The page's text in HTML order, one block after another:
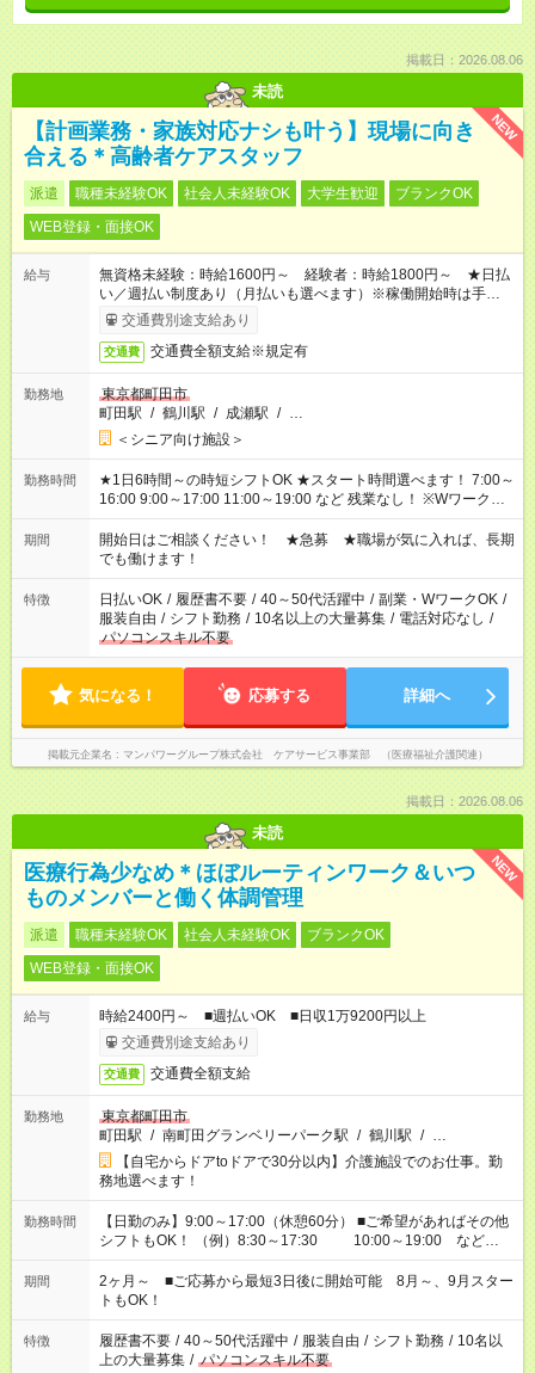
掲載日：2026.08.06
未読
NEW
【計画業務・家族対応ナシも叶う】現場に向き
合える＊高齢者ケアスタッフ
派遣 職種未経験OK 社会人未経験OK 大学生歓迎
ブランクOK
WEB登録・面接OK
給与
無資格未経験：時給1600円～ 経験者：時給1800円～ ★日払
い／週払い制度あり（月払いも選べます）※稼働開始時は手続き
完了次第のお支払いとなります。
交通費別途支給あり
交通費 交通費全額支給※規定有
勤務地
東京都町田市
町田駅 / 鶴川駅 / 成瀬駅 / …
＜シニア向け施設＞
勤務時間
★1日6時間～の時短シフトOK ★スタート時間選べます！ 7:00～
16:00 9:00～17:00 11:00～19:00 など 残業なし！ ※Wワークの
場合、他のお仕事と合わせ週40時間超の就業はご案内できませ
ん ※法令に基づき、週20時間以上勤務は社会保険への加入対象
となります ※労働者派遣法（日雇い派遣の原則禁止）により、
短時間・短期間の就業はご案内が難しい場合があります
期間
開始日はご相談ください！ ★急募 ★職場が気に入れば、長期
でも働けます！
特徴 日払いOK / 履歴書不要 / 40～50代活躍中 / 副業・WワークOK /
服装自由 / シフト勤務 / 10名以上の大量募集 / 電話対応なし /
パソコンスキル不要
気になる！ 応募する 詳細へ
掲載元企業名 マンパワーグループ株式会社 ケアサービス事業部 （医療福祉介護関連）
掲載日：2026.08.06
未読
NEW
医療行為少なめ＊ほぼルーティンワーク＆いつ
ものメンバーと働く体調管理
派遣 職種未経験OK 社会人未経験OK
ブランクOK
WEB登録・面接OK
給与
時給2400円～ ■週払いOK ■日収1万9200円以上
交通費別途支給あり
交通費 交通費全額支給
勤務地
東京都町田市
町田駅 / 南町田グランベリーパーク駅 / 鶴川駅 / …
【自宅からドアtoドアで30分以内】介護施設でのお仕事。勤
務地選べます！
勤務時間
【日勤のみ】9:00～17:00（休憩60分） ■ご希望があればその他
シフトもOK！ （例）8:30～17:30 10:00～19:00 など
「家族とお休みを合わせたい」 「できれば残業はしたくない」
など、あなたのご希望に沿ったお仕事をご紹介します！ ※Wワ
ーク希望の方へ 今ご覧のお仕事で希望する勤務時間と、もう1つ
のお仕事の勤務時間。 合計で週40時間を超える場合は応募でき
ません
期間
2ヶ月～ ■ご応募から最短3日後に開始可能 8月～、9月スター
トもOK！
特徴 履歴書不要 / 40～50代活躍中 / 服装自由 / シフト勤務 / 10名以
上の大量募集 / パソコンスキル不要